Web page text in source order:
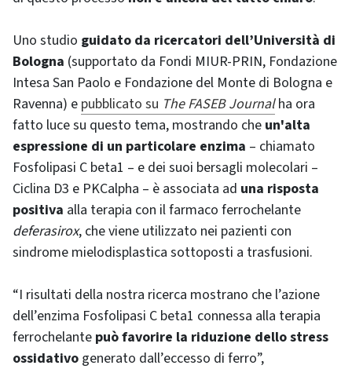
Uno studio guidato da ricercatori dell’Università di
Bologna (supportato da Fondi MIUR-PRIN, Fondazione
Intesa San Paolo e Fondazione del Monte di Bologna e
Ravenna) e pubblicato su The FASEB Journal ha ora
fatto luce su questo tema, mostrando che un'alta
espressione di un particolare enzima – chiamato
Fosfolipasi C beta1 – e dei suoi bersagli molecolari –
Ciclina D3 e PKCalpha – è associata ad una risposta
positiva alla terapia con il farmaco ferrochelante
deferasirox, che viene utilizzato nei pazienti con
sindrome mielodisplastica sottoposti a trasfusioni.
“I risultati della nostra ricerca mostrano che l’azione
dell’enzima Fosfolipasi C beta1 connessa alla terapia
ferrochelante può favorire la riduzione dello stress
ossidativo generato dall’eccesso di ferro”,